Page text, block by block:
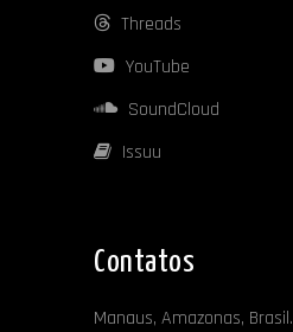
Threads
YouTube
SoundCloud
Issuu
Contatos
Manaus, Amazonas, Brasil.